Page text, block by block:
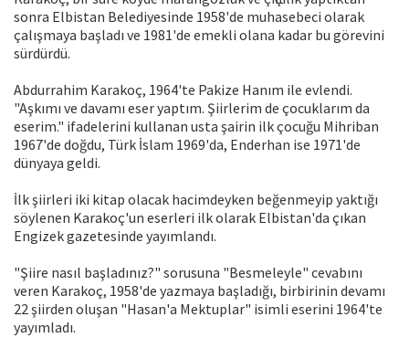
sonra Elbistan Belediyesinde 1958'de muhasebeci olarak
çalışmaya başladı ve 1981'de emekli olana kadar bu görevini
sürdürdü.
Abdurrahim Karakoç, 1964'te Pakize Hanım ile evlendi.
"Aşkımı ve davamı eser yaptım. Şiirlerim de çocuklarım da
eserim." ifadelerini kullanan usta şairin ilk çocuğu Mihriban
1967'de doğdu, Türk İslam 1969'da, Enderhan ise 1971'de
dünyaya geldi.
İlk şiirleri iki kitap olacak hacimdeyken beğenmeyip yaktığı
söylenen Karakoç'un eserleri ilk olarak Elbistan'da çıkan
Engizek gazetesinde yayımlandı.
"Şiire nasıl başladınız?" sorusuna "Besmeleyle" cevabını
veren Karakoç, 1958'de yazmaya başladığı, birbirinin devamı
22 şiirden oluşan "Hasan'a Mektuplar" isimli eserini 1964'te
yayımladı.